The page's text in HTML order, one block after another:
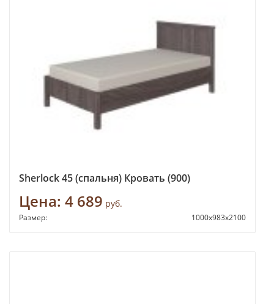
Sherlock 45 (спальня) Кровать (900)
Цена: 4 689 руб.
Размер: 1000х983х2100